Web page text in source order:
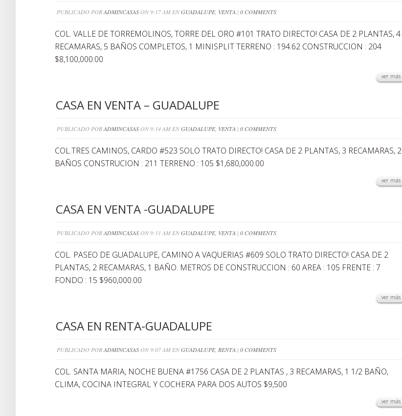
PUBLICADO PORADMINCASAS ON 9:17 AM ENGUADALUPE, VENTA | 0 COMMENTS
COL. VALLE DE TORREMOLINOS, TORRE DEL ORO #101 TRATO DIRECTO! CASA DE 2 PLANTAS, 4
RECAMARAS, 5 BAÑOS COMPLETOS, 1 MINISPLIT TERRENO : 194.62 CONSTRUCCION : 204
$8,100,000.00
ver más
CASA EN VENTA – GUADALUPE
PUBLICADO PORADMINCASAS ON 9:14 AM ENGUADALUPE, VENTA | 0 COMMENTS
COL.TRES CAMINOS, CARDO #523 SOLO TRATO DIRECTO! CASA DE 2 PLANTAS, 3 RECAMARAS, 2
BAÑOS CONSTRUCION : 211 TERRENO : 105 $1,680,000.00
ver más
CASA EN VENTA -GUADALUPE
PUBLICADO PORADMINCASAS ON 9:11 AM ENGUADALUPE, VENTA | 0 COMMENTS
COL. PASEO DE GUADALUPE, CAMINO A VAQUERIAS #609 SOLO TRATO DIRECTO! CASA DE 2
PLANTAS, 2 RECAMARAS, 1 BAÑO. METROS DE CONSTRUCCION : 60 AREA : 105 FRENTE : 7
FONDO : 15 $960,000.00
ver más
CASA EN RENTA-GUADALUPE
PUBLICADO PORADMINCASAS ON 9:07 AM ENGUADALUPE, RENTA | 0 COMMENTS
COL. SANTA MARIA, NOCHE BUENA #1756 CASA DE 2 PLANTAS , 3 RECAMARAS, 1 1/2 BAÑO,
CLIMA, COCINA INTEGRAL Y COCHERA PARA DOS AUTOS $9,500
ver más